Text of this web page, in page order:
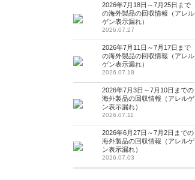
2026年7月18日～7月25日まで
の海外製品の回収情報（アレル
ゲン表示漏れ）
2026.07.27
2026年7月11日～7月17日まで
の海外製品の回収情報（アレル
ゲン表示漏れ）
2026.07.18
2026年7月3日～7月10日までの
海外製品の回収情報（アレルゲ
ン表示漏れ）
2026.07.11
2026年6月27日～7月2日までの
海外製品の回収情報（アレルゲ
ン表示漏れ）
2026.07.03